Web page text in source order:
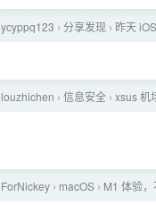
ycyppq123 › 分享发现 › 昨天
louzhichen › 信息安全 › xsus 机
ForNickey › macOS › M1 体验